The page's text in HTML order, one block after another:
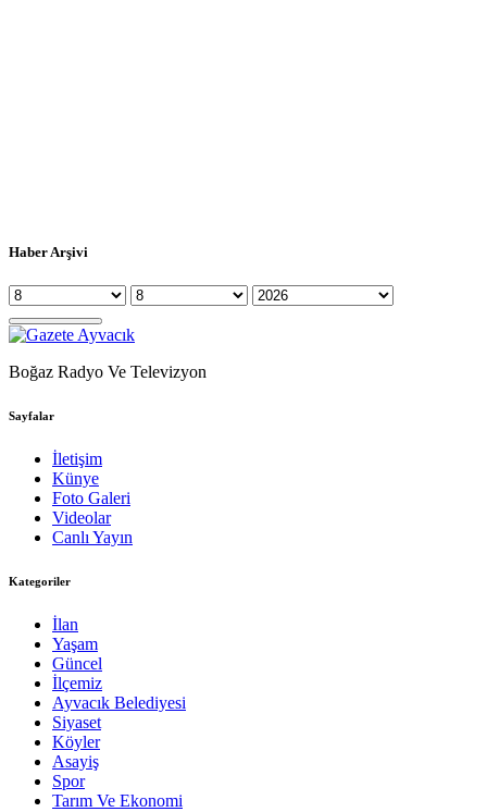
Haber Arşivi
Boğaz Radyo Ve Televizyon
Sayfalar
İletişim
Künye
Foto Galeri
Videolar
Canlı Yayın
Kategoriler
İlan
Yaşam
Güncel
İlçemiz
Ayvacık Belediyesi
Siyaset
Köyler
Asayiş
Spor
Tarım Ve Ekonomi